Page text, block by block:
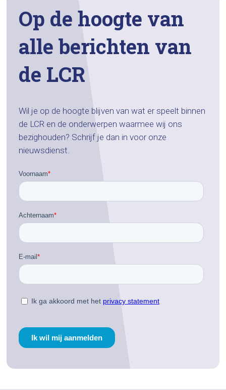
Op de hoogte van
alle berichten van
de LCR
Wil je op de hoogte blijven van wat er speelt binnen
de LCR en de onderwerpen waarmee wij ons
bezighouden? Schrijf je dan in voor onze
nieuwsdienst.